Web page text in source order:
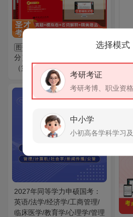
图书
西方经济学（微观部
分）考研真题与典型题详解
（第17版）
（
高
解
2027年同等学力申硕国考：
英语/法学/经济学/工商管理/
临床医学/教育学/心理学/管理
选择模式
考研考证
考研考博、职业资
中小学
小初高各学科学习